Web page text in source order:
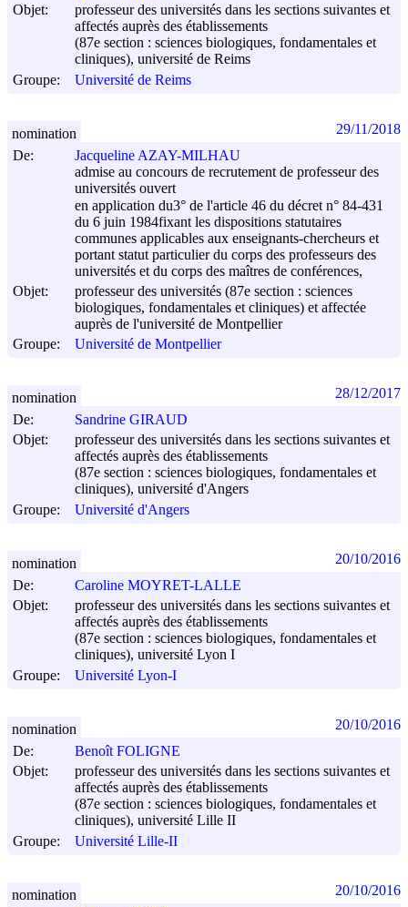
Objet:
professeur des universités dans les sections suivantes et
affectés auprès des établissements
(87e section : sciences biologiques, fondamentales et
cliniques), université de Reims
Groupe:
Université de Reims
De:
Jacqueline AZAY-MILHAU
admise au concours de recrutement de professeur des
universités ouvert
en application du3° de l'article 46 du décret n° 84-431
du 6 juin 1984fixant les dispositions statutaires
communes applicables aux enseignants-chercheurs et
portant statut particulier du corps des professeurs des
universités et du corps des maîtres de conférences,
Objet:
professeur des universités (87e section : sciences
biologiques, fondamentales et cliniques) et affectée
auprès de l'université de Montpellier
Groupe:
Université de Montpellier
nomination 29/11/2018
De:
Sandrine GIRAUD
Objet:
professeur des universités dans les sections suivantes et
affectés auprès des établissements
(87e section : sciences biologiques, fondamentales et
cliniques), université d'Angers
Groupe:
Université d'Angers
nomination 28/12/2017
De:
Caroline MOYRET-LALLE
Objet:
professeur des universités dans les sections suivantes et
affectés auprès des établissements
(87e section : sciences biologiques, fondamentales et
cliniques), université Lyon I
Groupe:
Université Lyon-I
nomination 20/10/2016
De:
Benoît FOLIGNE
Objet:
professeur des universités dans les sections suivantes et
affectés auprès des établissements
(87e section : sciences biologiques, fondamentales et
cliniques), université Lille II
Groupe:
Université Lille-II
nomination 20/10/2016
nomination 20/10/2016